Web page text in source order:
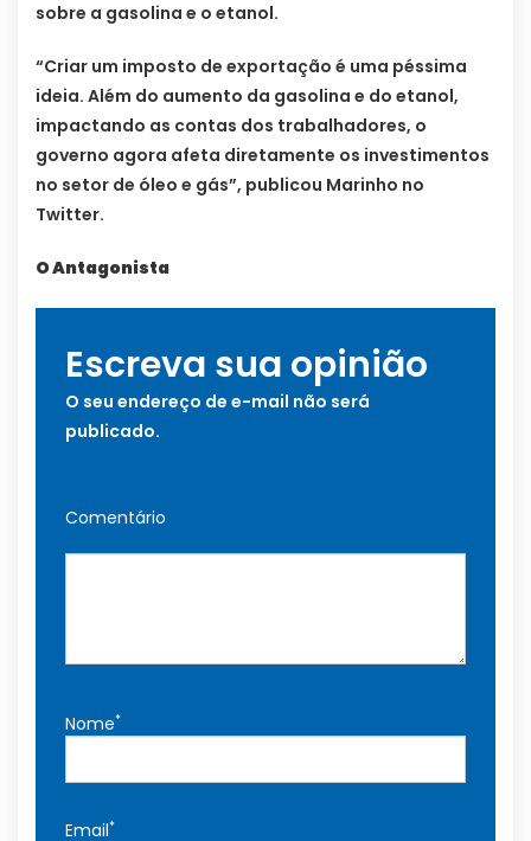
sobre a gasolina e o etanol.
“Criar um imposto de exportação é uma péssima
ideia. Além do aumento da gasolina e do etanol,
impactando as contas dos trabalhadores, o
governo agora afeta diretamente os investimentos
no setor de óleo e gás”, publicou Marinho no
Twitter.
O Antagonista
Escreva sua opinião
O seu endereço de e-mail não será
publicado.
Comentário
Nome*
Email*